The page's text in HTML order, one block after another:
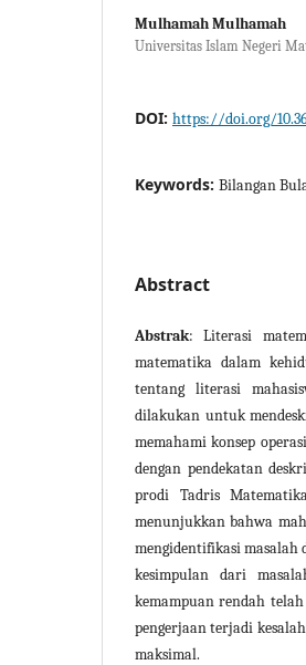
Mulhamah Mulhamah
Universitas Islam Negeri
DOI: https://doi.org/
Keywords: Bilangan
Abstract
Abstrak: Literasi
matematika dalam
tentang literasi
dilakukan untuk
memahami konsep
dengan pendekatan
prodi Tadris
menunjukkan bahwa
mengidentifikasi masalah
kesimpulan dari
kemampuan rendah
pengerjaan terjadi
maksimal.